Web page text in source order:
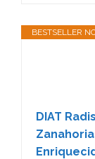
BESTSELLER
DIAT
Zanahoria